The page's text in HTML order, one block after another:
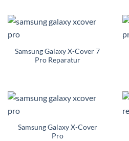
Samsung Galaxy X-Cover 7
Pro Reparatur
Samsung Galaxy X-Cover
Pro